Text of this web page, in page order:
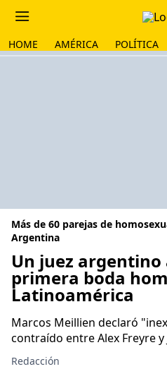
HOME AMÉRICA POLÍTICA
Más de 60 parejas de
Argentina
Un juez argentino
primera boda
Latinoamérica
Marcos Meillien declaró
contraído entre Alex Freyre y
Redacción